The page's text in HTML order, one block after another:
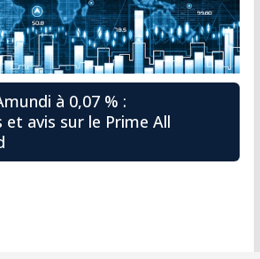
à 0,07 % :
avis sur le Prime All